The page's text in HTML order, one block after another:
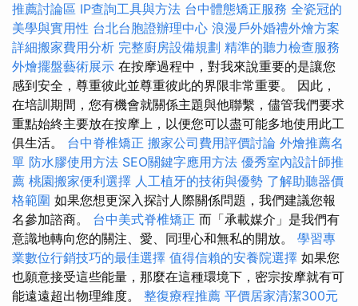
推薦討論區 IP查詢工具與方法 台中體態矯正服務 全瓷冠的
美學與實用性 台北台胞證辦理中心 浪漫戶外婚禮外燴方案
詳細搬家費用分析 完整廚房設備規劃 精準的聽力檢查服務
外燴擺盤藝術展示 在按摩過程中，對我來說重要的是讓您
感到安全，尊重彼此並尊重彼此的界限非常重要。 因此，
在培訓期間，您有機會就關係主題與他聯繫，儘管我們要求
重點始終主要放在按摩上，以便您可以盡可能多地使用此工
俱生活。 台中脊椎矯正 搬家公司費用評價討論 外燴推薦名
單 防水膠使用方法 SEO關鍵字應用方法 優秀室內設計師推
薦 桃園搬家便利選擇 人工植牙的技術與優勢 了解助聽器價
格範圍 如果您想更深入探討人際關係問題，我們建議您報
名參加諮商。 台中美式脊椎矯正 而「承載媒介」是我們有
意識地轉向您的關注、愛、同理心和無私的開放。 學習專
業數位行銷技巧的最佳選擇 值得信賴的安養院選擇 如果您
也願意接受這些能量，那麼在這種環境下，密宗按摩就有可
能遠遠超出物理維度。 整復療程推薦 平價居家清潔300元